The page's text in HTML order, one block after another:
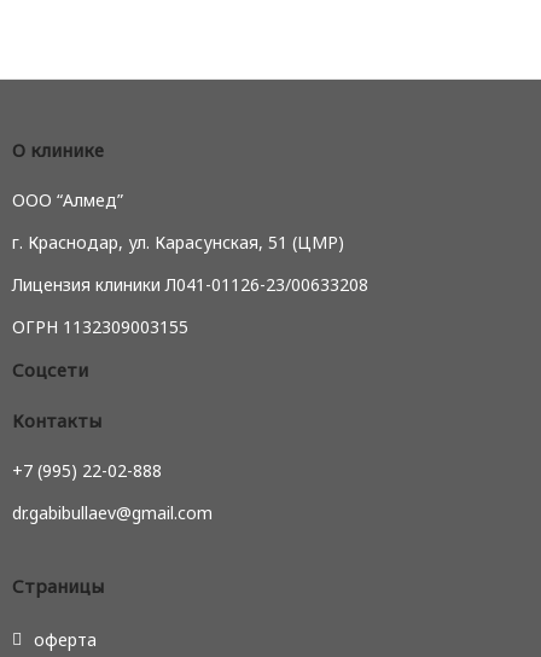
О клинике
ООО “Алмед”
г. Краснодар, ул. Карасунская, 51 (ЦМР)
Лицензия клиники Л041-01126-23/00633208
ОГРН 1132309003155
Соцсети
Контакты
+7 (995) 22-02-888
dr.gabibullaev@gmail.com
Страницы
оферта